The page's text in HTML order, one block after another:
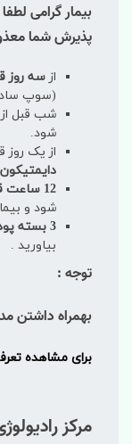
بیمار گرامی
پذیرش شما
از سه روز
(سوپ
شب قبل
شود.
از یک روز
دایمتیكون
12 ساعت قبل
شود و
3 بسته پودر سولفات باریم
بیاورید .
توجه :
بهمراه داشتن
برای مشاهده
مرکز